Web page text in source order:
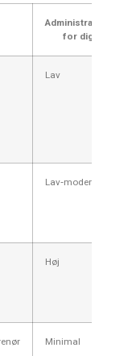
Administration
for dig
Lav
Lav‑moderat
Høj
Minimal